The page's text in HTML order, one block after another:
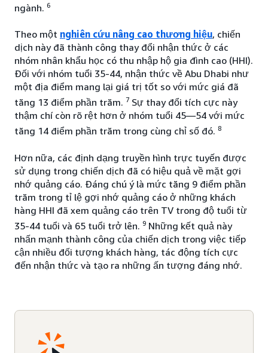
ngành. 6
Theo một nghiên cứu nâng cao thương hiệu, chiến
dịch này đã thành công thay đổi nhận thức ở các
nhóm nhân khẩu học có thu nhập hộ gia đình cao (HHI).
Đối với nhóm tuổi 35-44, nhận thức về Abu Dhabi như
một địa điểm mang lại giá trị tốt so với mức giá đã
tăng 13 điểm phần trăm. 7 Sự thay đổi tích cực này
thậm chí còn rõ rệt hơn ở nhóm tuổi 45—54 với mức
tăng 14 điểm phần trăm trong cùng chỉ số đó. 8
Hơn nữa, các định dạng truyền hình trực tuyến được
sử dụng trong chiến dịch đã có hiệu quả về mặt gợi
nhớ quảng cáo. Đáng chú ý là mức tăng 9 điểm phần
trăm trong tỉ lệ gợi nhớ quảng cáo ở những khách
hàng HHI đã xem quảng cáo trên TV trong độ tuổi từ
35-44 tuổi và 65 tuổi trở lên. 9 Những kết quả này
nhấn mạnh thành công của chiến dịch trong việc tiếp
cận nhiều đối tượng khách hàng, tác động tích cực
đến nhận thức và tạo ra những ấn tượng đáng nhớ.